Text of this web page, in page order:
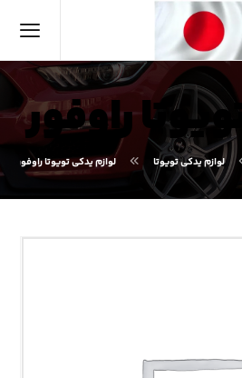
راوفور
لوازم یدکی تویوتا لوازم یدکی تویوتا راوفور